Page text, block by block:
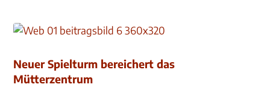
Neuer Spielturm bereichert das
Mütterzentrum